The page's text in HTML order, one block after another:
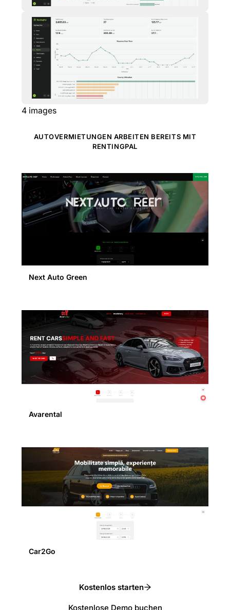
4 images
AUTOVERMIETUNGEN ARBEITEN BEREITS MIT
RENTINGPAL
Next Auto Green
Avarental
Car2Go
Kostenlos starten
Kostenlose Demo buchen